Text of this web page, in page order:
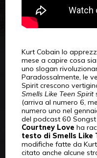
Kurt Cobain lo
mese a capire cosa
uno slogan
Paradossalmente, le
Spirit crescono
Smells Like Teen Spirit
(arriva al numero 6,
numero uno nel
del podcast 60 Songst
Courtney Love ha
testo di Smells Like
modifiche fatte da
citato anche alcune